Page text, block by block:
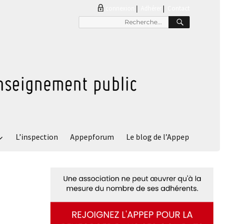
|
pour
L’inspection Appepforum Le blog de l’Appep